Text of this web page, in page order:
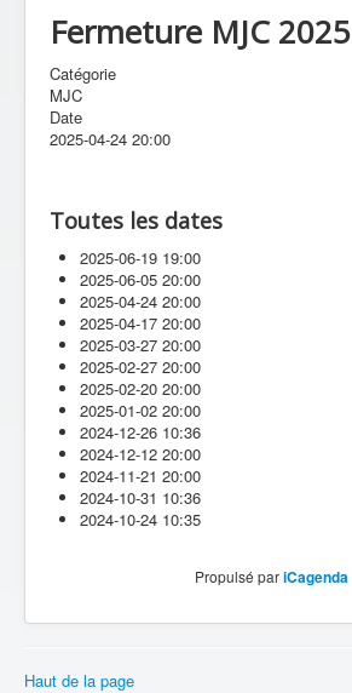
Fermeture MJC 2025
Catégorie
MJC
Date
2025-04-24 20:00
Toutes les dates
2025-06-19 19:00
2025-06-05 20:00
2025-04-24 20:00
2025-04-17 20:00
2025-03-27 20:00
2025-02-27 20:00
2025-02-20 20:00
2025-01-02 20:00
2024-12-26 10:36
2024-12-12 20:00
2024-11-21 20:00
2024-10-31 10:36
2024-10-24 10:35
Propulsé pariCagenda
Haut de la page